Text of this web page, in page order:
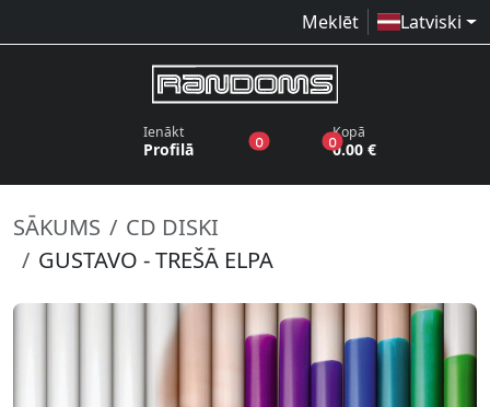
Meklēt Latviski
Ienākt
Profilā 0produkti vēlmju sarakstā
0produkti grozā
Kopā
0.00 €
SĀKUMS
CD DISKI
GUSTAVO - TREŠĀ ELPA